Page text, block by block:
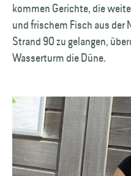
kommen Gerichte, die
und frischem Fisch aus der
Strand 90 zu gelangen,
Wasserturm die Düne.